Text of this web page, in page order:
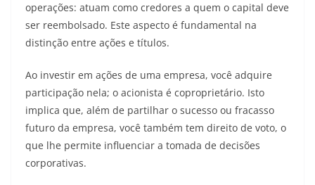
operações: atuam como credores a quem o capital deve
ser reembolsado. Este aspecto é fundamental na
distinção entre ações e títulos.
Ao investir em ações de uma empresa, você adquire
participação nela; o acionista é coproprietário. Isto
implica que, além de partilhar o sucesso ou fracasso
futuro da empresa, você também tem direito de voto, o
que lhe permite influenciar a tomada de decisões
corporativas.